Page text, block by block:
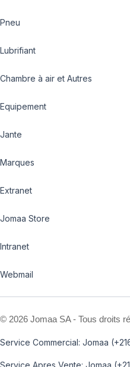
Pneu
Lubrifiant
Chambre à air et Autres
Equipement
Jante
Marques
Extranet
Jomaa Store
Intranet
Webmail
© 2026 Jomaa SA - Tous droits
Service Commercial: Jomaa
Service Apres Vente: Jomaa